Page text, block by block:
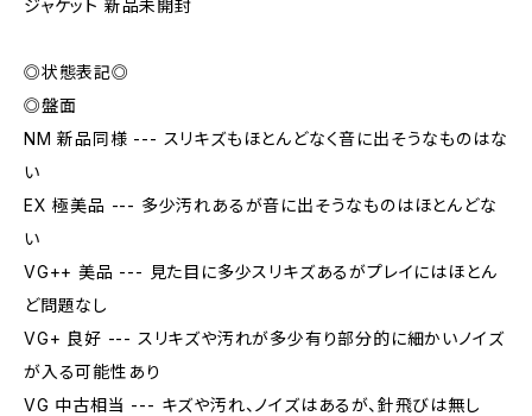
ジャケット 新品未開封
◎状態表記◎
◎盤面
NM 新品同様 --- スリキズもほとんどなく音に出そうなものはな
い
EX 極美品 --- 多少汚れあるが音に出そうなものはほとんどな
い
VG++ 美品 --- 見た目に多少スリキズあるがプレイにはほとん
ど問題なし
VG+ 良好 --- スリキズや汚れが多少有り部分的に細かいノイズ
が入る可能性あり
VG 中古相当 --- キズや汚れ、ノイズはあるが、針飛びは無し